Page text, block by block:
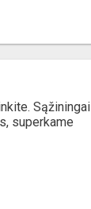
Sąžiningai
superkame